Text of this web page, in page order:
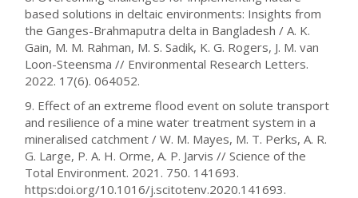
based solutions in deltaic environments: Insights from
the Ganges-Brahmaputra delta in Bangladesh / A. K.
Gain, M. M. Rahman, M. S. Sadik, K. G. Rogers, J. M. van
Loon-Steensma // Environmental Research Letters.
2022. 17(6). 064052.
9. Effect of an extreme flood event on solute transport
and resilience of a mine water treatment system in a
mineralised catchment / W. M. Mayes, M. T. Perks, A. R.
G. Large, P. A. H. Orme, A. P. Jarvis // Science of the
Total Environment. 2021. 750. 141693.
https:doi.org/10.1016/j.scitotenv.2020.141693.